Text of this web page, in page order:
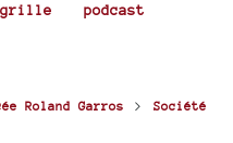
grille podcast
Roland Garros > Société